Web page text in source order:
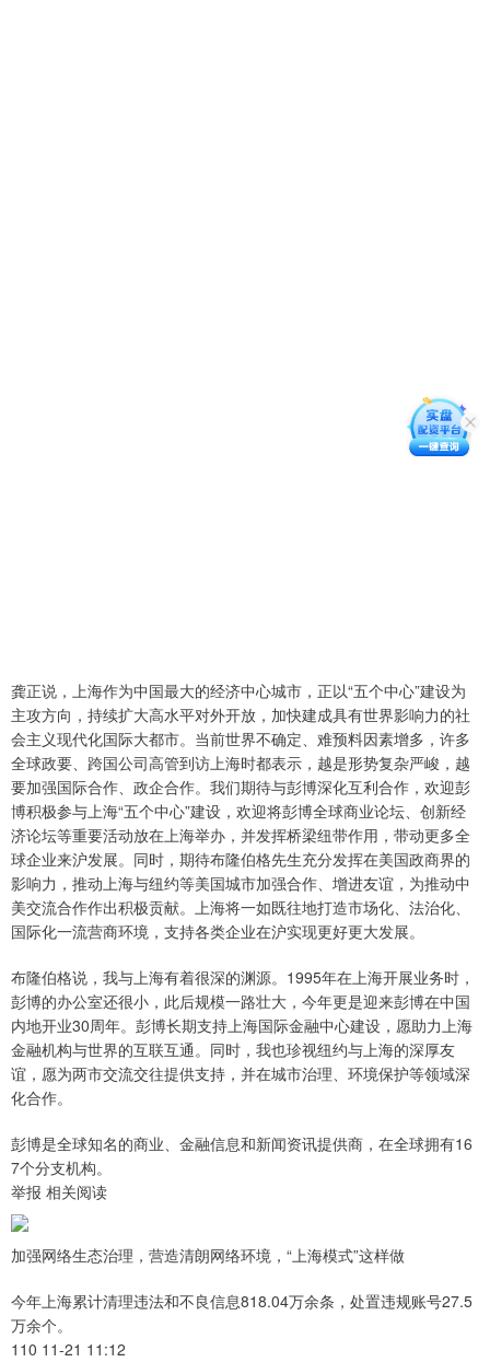
龚正说，上海作为中国最大的经济中心城市，正以“五个中心”建设为
主攻方向，持续扩大高水平对外开放，加快建成具有世界影响力的社
会主义现代化国际大都市。当前世界不确定、难预料因素增多，许多
全球政要、跨国公司高管到访上海时都表示，越是形势复杂严峻，越
要加强国际合作、政企合作。我们期待与彭博深化互利合作，欢迎彭
博积极参与上海“五个中心”建设，欢迎将彭博全球商业论坛、创新经
济论坛等重要活动放在上海举办，并发挥桥梁纽带作用，带动更多全
球企业来沪发展。同时，期待布隆伯格先生充分发挥在美国政商界的
影响力，推动上海与纽约等美国城市加强合作、增进友谊，为推动中
美交流合作作出积极贡献。上海将一如既往地打造市场化、法治化、
国际化一流营商环境，支持各类企业在沪实现更好更大发展。
布隆伯格说，我与上海有着很深的渊源。1995年在上海开展业务时，
彭博的办公室还很小，此后规模一路壮大，今年更是迎来彭博在中国
内地开业30周年。彭博长期支持上海国际金融中心建设，愿助力上海
金融机构与世界的互联互通。同时，我也珍视纽约与上海的深厚友
谊，愿为两市交流交往提供支持，并在城市治理、环境保护等领域深
化合作。
彭博是全球知名的商业、金融信息和新闻资讯提供商，在全球拥有16
7个分支机构。
举报 相关阅读
加强网络生态治理，营造清朗网络环境，“上海模式”这样做
今年上海累计清理违法和不良信息818.04万余条，处置违规账号27.5
万余个。
110 11-21 11:12